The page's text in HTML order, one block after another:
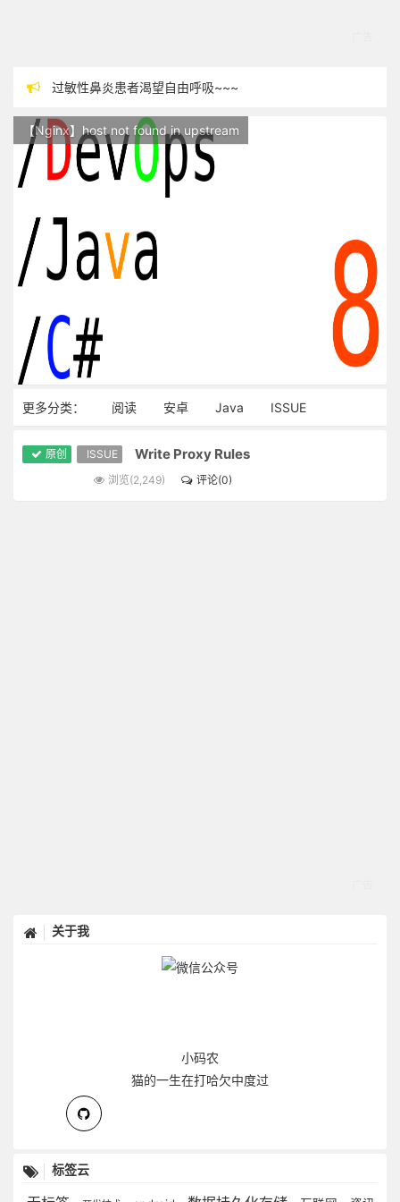
过敏性鼻炎患者渴望自由呼吸~~~
站点随时调整中，如果不能访问，请稍等片刻
反对日本核废水排海
【Nginx】host not found in upstream
更多分类： 阅读 安卓 Java ISSUE
原创 ISSUE Write Proxy Rules
浏览(2,249) 评论(0)
关于我
小码农
猫的一生在打哈欠中度过
标签云